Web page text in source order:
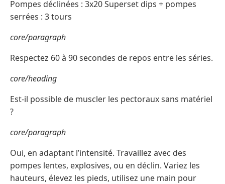
Pompes déclinées : 3x20 Superset dips + pompes
serrées : 3 tours
core/paragraph
Respectez 60 à 90 secondes de repos entre les séries.
core/heading
Est-il possible de muscler les pectoraux sans matériel
?
core/paragraph
Oui, en adaptant l’intensité. Travaillez avec des
pompes lentes, explosives, ou en déclin. Variez les
hauteurs, élevez les pieds, utilisez une main pour